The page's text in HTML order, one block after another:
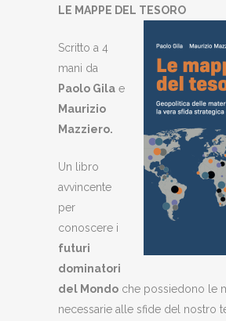
LE MAPPE DEL TESORO
Scritto a 4
mani da
Paolo Gila e
Maurizio
Mazziero.
Un libro
avvincente
per
conoscere i
futuri
dominatori
del Mondo che possiedono le
necessarie alle sfide del nostro